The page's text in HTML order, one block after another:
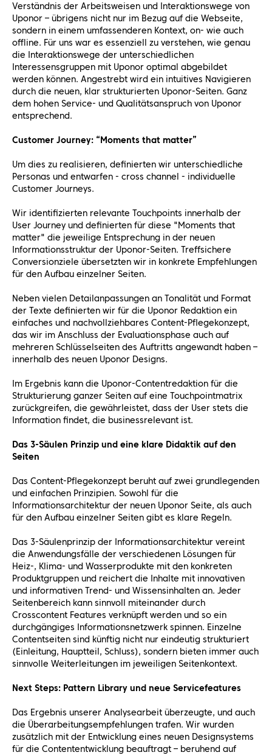
Verständnis der Arbeitsweisen und Interaktionswege von
Uponor – übrigens nicht nur im Bezug auf die Webseite,
sondern in einem umfassenderen Kontext, on- wie auch
offline. Für uns war es essenziell zu verstehen, wie genau
die Interaktionswege der unterschiedlichen
Interessensgruppen mit Uponor optimal abgebildet
werden können. Angestrebt wird ein intuitives Navigieren
durch die neuen, klar strukturierten Uponor-Seiten. Ganz
dem hohen Service- und Qualitätsanspruch von Uponor
entsprechend.
Customer Journey: “Moments that matter”
Um dies zu realisieren, definierten wir unterschiedliche
Personas und entwarfen - cross channel - individuelle
Customer Journeys.
Wir identifizierten relevante Touchpoints innerhalb der
User Journey und definierten für diese "Moments that
matter" die jeweilige Entsprechung in der neuen
Informationsstruktur der Uponor-Seiten. Treffsichere
Conversionziele übersetzten wir in konkrete Empfehlungen
für den Aufbau einzelner Seiten.
Neben vielen Detailanpassungen an Tonalität und Format
der Texte definierten wir für die Uponor Redaktion ein
einfaches und nachvollziehbares Content-Pflegekonzept,
das wir im Anschluss der Evaluationsphase auch auf
mehreren Schlüsselseiten des Auftritts angewandt haben –
innerhalb des neuen Uponor Designs.
Im Ergebnis kann die Uponor-Contentredaktion für die
Strukturierung ganzer Seiten auf eine Touchpointmatrix
zurückgreifen, die gewährleistet, dass der User stets die
Information findet, die businessrelevant ist.
Das 3-Säulen Prinzip und eine klare Didaktik auf den
Seiten
Das Content-Pflegekonzept beruht auf zwei grundlegenden
und einfachen Prinzipien. Sowohl für die
Informationsarchitektur der neuen Uponor Seite, als auch
für den Aufbau einzelner Seiten gibt es klare Regeln.
Das 3-Säulenprinzip der Informationsarchitektur vereint
die Anwendungsfälle der verschiedenen Lösungen für
Heiz-, Klima- und Wasserprodukte mit den konkreten
Produktgruppen und reichert die Inhalte mit innovativen
und informativen Trend- und Wissensinhalten an. Jeder
Seitenbereich kann sinnvoll miteinander durch
Crosscontent Features verknüpft werden und so ein
durchgängiges Informationsnetzwerk spinnen. Einzelne
Contentseiten sind künftig nicht nur eindeutig strukturiert
(Einleitung, Hauptteil, Schluss), sondern bieten immer auch
sinnvolle Weiterleitungen im jeweiligen Seitenkontext.
Next Steps: Pattern Library und neue Servicefeatures
Das Ergebnis unserer Analysearbeit überzeugte, und auch
die Überarbeitungsempfehlungen trafen. Wir wurden
zusätzlich mit der Entwicklung eines neuen Designsystems
für die Contententwicklung beauftragt – beruhend auf